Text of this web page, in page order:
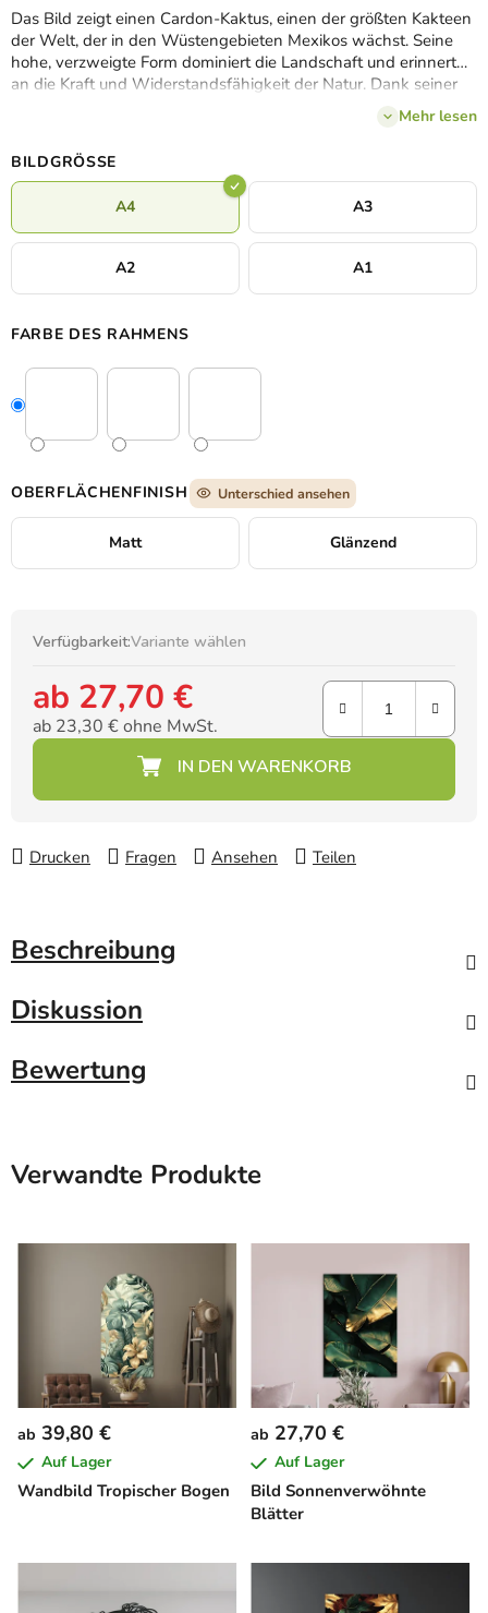
Das Bild zeigt einen Cardon-Kaktus, einen der größten Kakteen
der Welt, der in den Wüstengebieten Mexikos wächst. Seine
hohe, verzweigte Form dominiert die Landschaft und erinnert
an die Kraft und Widerstandsfähigkeit der Natur. Dank seiner
markanten Silhouette und seiner Herkunft aus Baja California ist
der Cardon ein Symbol für die stille Schönheit und Ruhe der
Mehr lesen
BILDGRÖSSE
A4 A3
A2 A1
FARBE DES RAHMENS
OBERFLÄCHENFINISH Unterschied ansehen
Matt Glänzend
Verfügbarkeit:Variante wählen
ab 27,70 €
ab 23,30 €ohne MwSt.
Verkaufspreis:
Drucken Fragen Ansehen Teilen
Beschreibung
Diskussion
Bewertung
Verwandte Produkte
Wandbild Tropischer Bogen
ab 39,80 €
Auf Lager
Bild Sonnenverwöhnte
Blätter
ab 27,70 €
Auf Lager